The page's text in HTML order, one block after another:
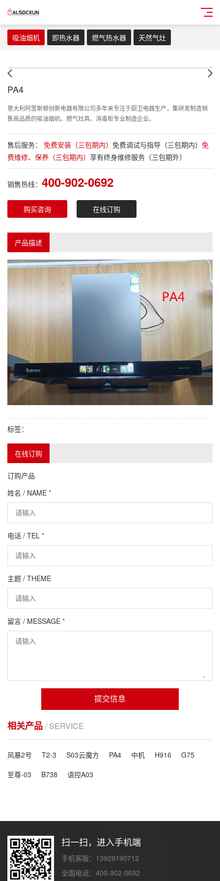
吸油烟机 即热水器 燃气热水器 天然气灶
PA4
意大利阿里斯顿创新电器有限公司多年来专注于厨卫电器生产，集研发制造销
售高品质的吸油烟机、燃气灶具、消毒柜专业制造企业。
售后服务： 免费安装（三包期内） 免费调试与指导（三包期内） 免
费维修、保养（三包期内） 享有终身维修服务（三包期外）
销售热线： 400-902-0692
购买咨询 在线订购
产品描述
标签：
在线订购
订购产品
姓名 / NAME *
电话 / TEL *
主题 / THEME
留言 / MESSAGE *
提交信息
相关产品 / SERVICE
风暴2号 T2-3 S03云魔方 PA4 中机 H916
G75
至尊-03
B738 语控A03
扫一扫，进入手机端
手机客服：13929190712
全国电话：400-902-0692